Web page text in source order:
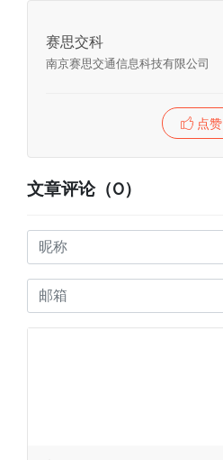
赛思交科
南京赛思交通信息科技有限公司
点赞
文章评论（0）